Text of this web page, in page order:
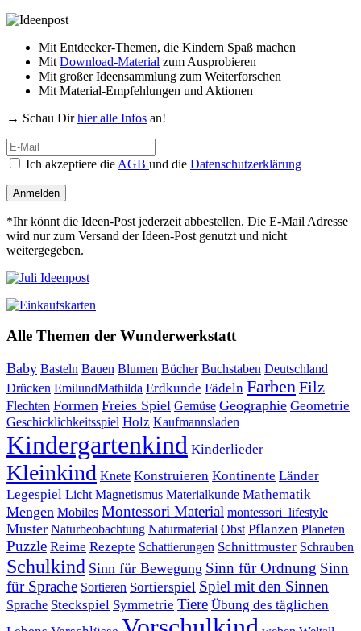
Mit Entdecker-Themen, die Kindern Spaß machen
Mit Download-Material zum Ausprobieren
Mit großer Ideensammlung zum Weiterforschen
Mit Material-Empfehlungen und Aktionen
→ Schau Dirhier alle Infos an!
Ich akzeptiere die AGB und die Datenschutzerklärung
Anmelden
*Ihr könnt die Ideen-Post jederzeit abbestellen. Die E-Mail Adresse
wird nur zum Versand der Ideen-Post genutzt und nicht
weitergegeben.
Alle Themen der Wunderwerkstatt
Baby Basteln Bauen Blumen Bücher Buchstaben Deutschland
Drücken EmilundMathilda Erdkunde Fädeln FarbenFilz
Flechten Formen Freies Spiel Gemüse Geographie Geometrie
Geschicklichkeitsspiel Holz Kaufmannsladen
Kindergartenkind Kinderlieder
Kleinkind Knete Konstruieren Kontinente Länder
Legespiel Licht Magnetismus Materialkunde Mathematik
Mengen Mobiles Montessori Material montessori_lifestyle
Muster Naturbeobachtung Naturmaterial Obst Pflanzen Planeten
Puzzle Reime Rezepte Schattierungen Schnittmuster Schrauben
Schulkind Sinn für Bewegung Sinn für Ordnung Sinn
für Sprache Sortieren Sortierspiel Spiel mit den Sinnen
Sprache Steckspiel Symmetrie Tiere Übung des täglichen